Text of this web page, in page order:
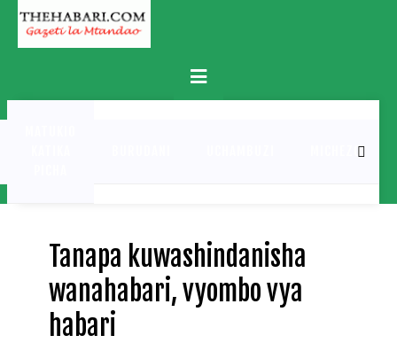
Skip
content
Primary
Menu
MICHEZO
Tanapa kuwashindanisha
wanahabari, vyombo vya
habari